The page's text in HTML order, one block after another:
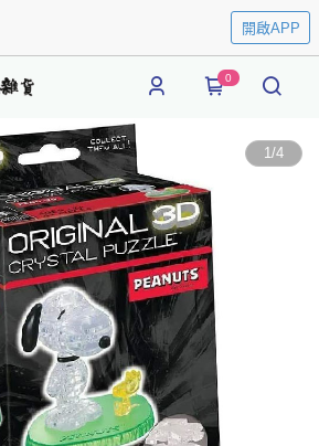
開啟APP
0
1/4